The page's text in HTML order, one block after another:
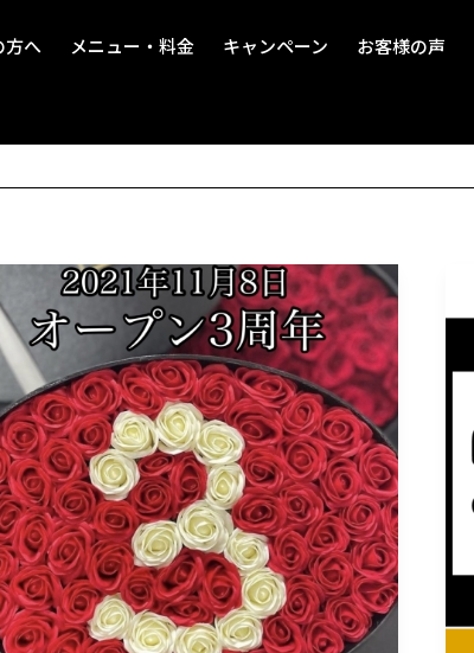
方へ メニュー・料金 キャンペーン お客様の声